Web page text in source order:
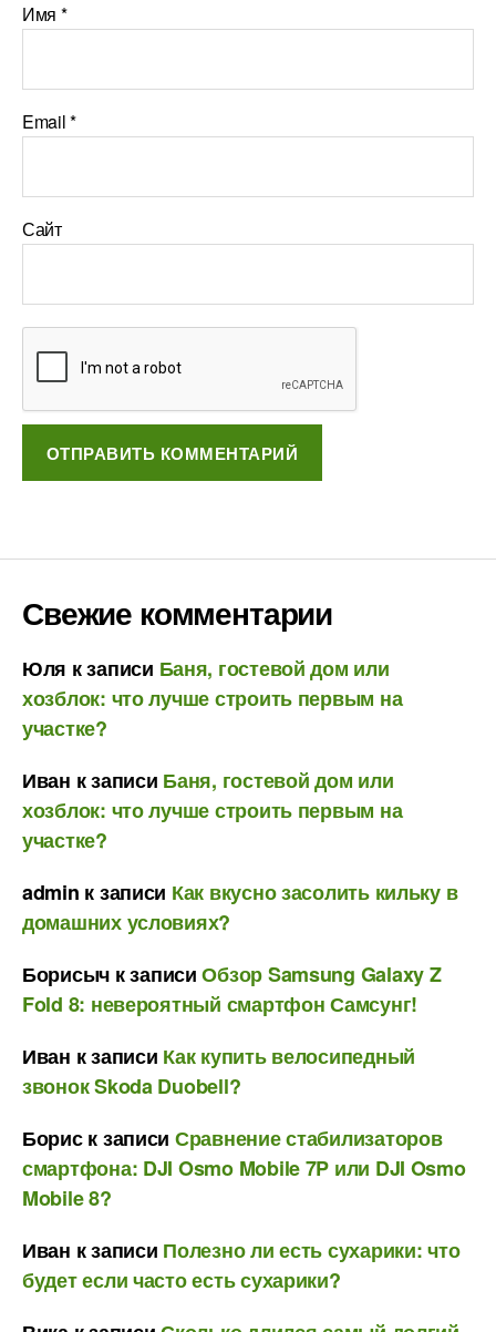
Имя *
Email*
Сайт
Свежие комментарии
Юля к записи Баня, гостевой дом или
хозблок: что лучше строить первым на
участке?
Иван к записи Баня, гостевой дом или
хозблок: что лучше строить первым на
участке?
admin к записи Как вкусно засолить кильку в
домашних условиях?
Борисыч к записиОбзор Samsung Galaxy Z
Fold 8: невероятный смартфон Самсунг!
Иван к записи Как купить велосипедный
звонок Skoda Duobell?
Бориск записи Сравнение стабилизаторов
смартфона: DJI Osmo Mobile 7P или DJI Osmo
Mobile 8?
Иван к записи Полезно ли есть сухарики: что
будет если часто есть сухарики?